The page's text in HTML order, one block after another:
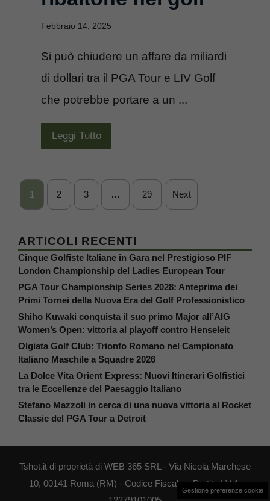
Febbraio 14, 2025
Si può chiudere un affare da miliardi
di dollari tra il PGA Tour e LIV Golf
che potrebbe portare a un ...
Leggi Tutto
1 2 3 … 29 Next
ARTICOLI RECENTI
Cinque Golfiste Italiane in Gara nel Prestigioso PIF
London Championship del Ladies European Tour
PGA Tour Championship Series 2028: Anteprima dei
Primi Tornei della Nuova Era del Golf Professionistico
Shiho Kuwaki conquista il suo primo Major all’AIG
Women’s Open: vittoria al playoff contro Henseleit
Olgiata Golf Club: Trionfo Romano nel Campionato
Italiano Maschile a Squadre 2026
La Dolce Vita Orient Express: Nuovi Itinerari Golfistici
tra le Eccellenze del Paesaggio Italiano
Stefano Mazzoli in cerca di una nuova vittoria al Rocket
Classic del PGA Tour a Detroit
Tshot.it di proprietà di WEB 365 SRL - Via Nicola Marchese
10, 00141 Roma (RM) - Codice Fiscale e Partita I.V.A.
Gestione preferenze cookie